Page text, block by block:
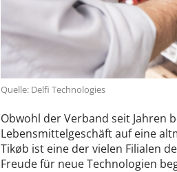
Quelle: Delfi Technologies
Obwohl der Verband seit Jahren
Lebensmittelgeschäft auf eine
Tikøb ist eine der vielen Filialen
Freude für neue Technologien